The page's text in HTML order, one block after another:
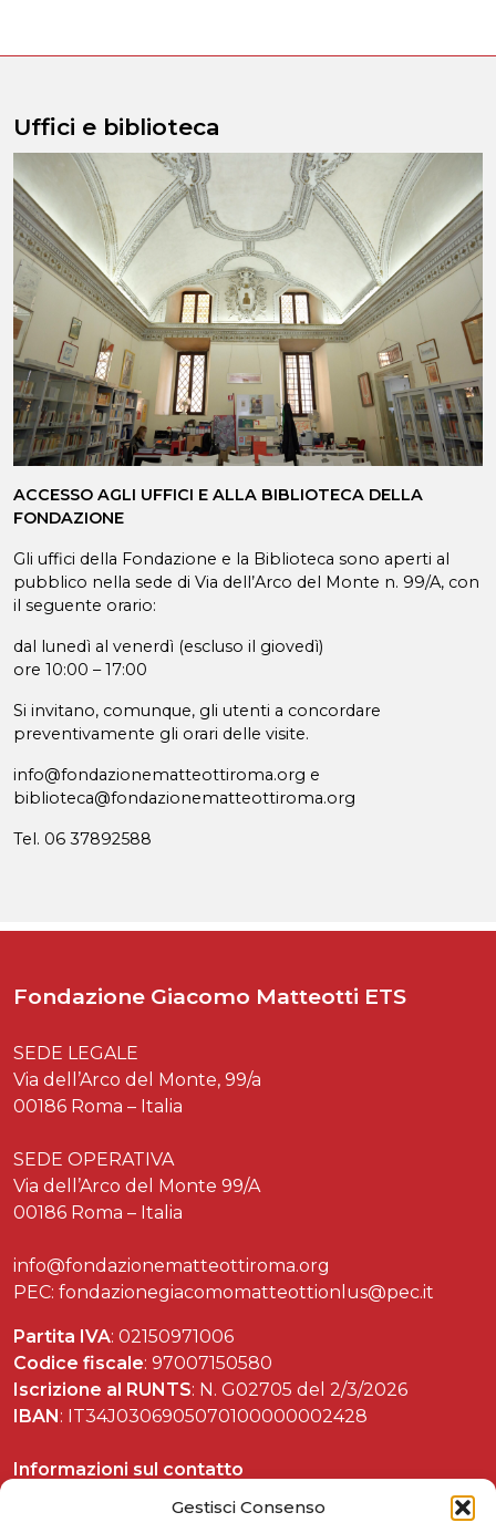
Gestisci Consenso
Uffici e biblioteca
ACCESSO AGLI UFFICI E ALLA BIBLIOTECA DELLA
FONDAZIONE
Gli uffici della Fondazione e la Biblioteca sono aperti al
pubblico nella sede di Via dell’Arco del Monte n. 99/A, con
il seguente orario:
dal lunedì al venerdì (escluso il giovedì)
ore 10:00 – 17:00
Si invitano, comunque, gli utenti a concordare
preventivamente gli orari delle visite.
info@fondazionematteottiroma.org e
biblioteca@fondazionematteottiroma.org
Tel. 06 37892588
Fondazione Giacomo Matteotti ETS
SEDE LEGALE
Via dell’Arco del Monte, 99/a
00186 Roma – Italia
SEDE OPERATIVA
Via dell’Arco del Monte 99/A
00186 Roma – Italia
info@fondazionematteottiroma.org
PEC: fondazionegiacomomatteottionlus@pec.it
Partita IVA: 02150971006
Codice fiscale: 97007150580
Iscrizione al RUNTS: N. G02705 del 2/3/2026
IBAN: IT34J0306905070100000002428
Informazioni sul contatto